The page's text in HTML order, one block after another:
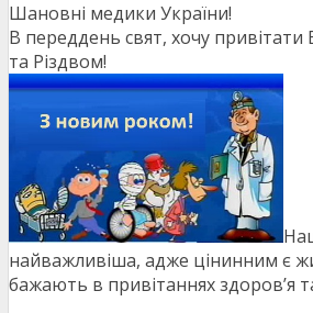
Шановні медики України!
В переддень свят, хочу
та Різдвом!
найважливіша, адже цінинним є
бажають в привітаннях здоров’я